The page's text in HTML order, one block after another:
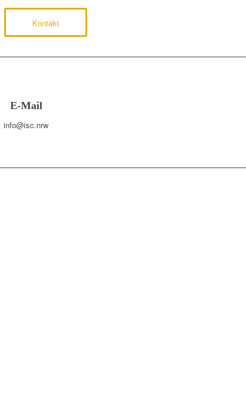
Kontakt
E-Mail
info@isc.nrw